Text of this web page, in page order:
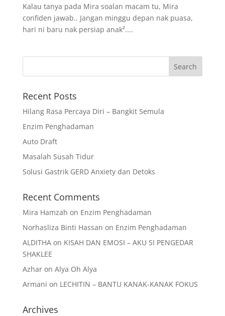
Kalau tanya pada Mira soalan macam tu, Mira
confiden jawab.. Jangan minggu depan nak puasa,
hari ni baru nak persiap anak²....
Recent Posts
Hilang Rasa Percaya Diri – Bangkit Semula
Enzim Penghadaman
Auto Draft
Masalah Susah Tidur
Solusi Gastrik GERD Anxiety dan Detoks
Recent Comments
Mira Hamzah on Enzim Penghadaman
Norhasliza Binti Hassan on Enzim Penghadaman
ALDITHAon KISAH DAN EMOSI – AKU SI PENGEDAR
SHAKLEE
Azharon Alya Oh Alya
Armani on LECHITIN – BANTU KANAK-KANAK FOKUS
Archives